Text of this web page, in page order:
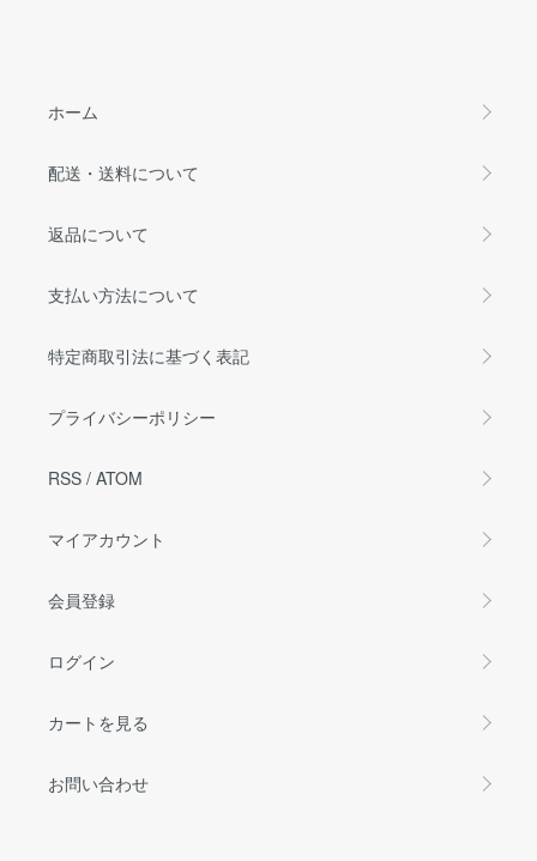
ホーム
配送・送料について
返品について
支払い方法について
特定商取引法に基づく表記
プライバシーポリシー
RSS / ATOM
マイアカウント
会員登録
ログイン
カートを見る
お問い合わせ